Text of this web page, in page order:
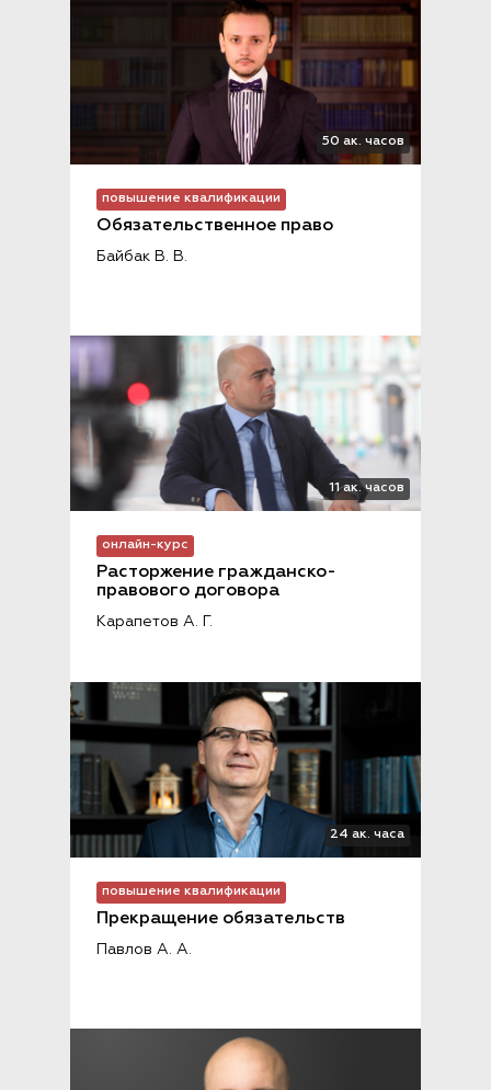
50 ак. часов
повышение квалификации
Обязательственное право
Байбак В. В.
11 ак. часов
онлайн-курс
Расторжение гражданско-
правового договора
Карапетов А. Г.
24 ак. часа
повышение квалификации
Прекращение обязательств
Павлов А. А.